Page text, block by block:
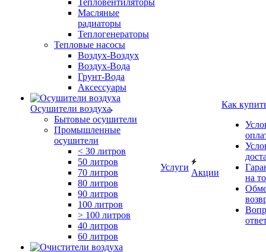
Тепловентиляторы
Масляные
радиаторы
Теплогенераторы
Тепловые насосы
Воздух-Воздух
Воздух-Вода
Грунт-Вода
Аксессуары
Осушители воздуха
Бытовые осушители
Промышленные
осушители
< 30 литров
50 литров
70 литров
80 литров
90 литров
100 литров
> 100 литров
40 литров
60 литров
Услуги
Акции
Как
на